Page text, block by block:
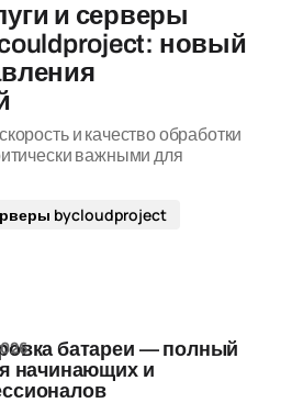
и серверы
новый
и качество обработки
важными для
bycloudproject
батареи — полный
начинающих и